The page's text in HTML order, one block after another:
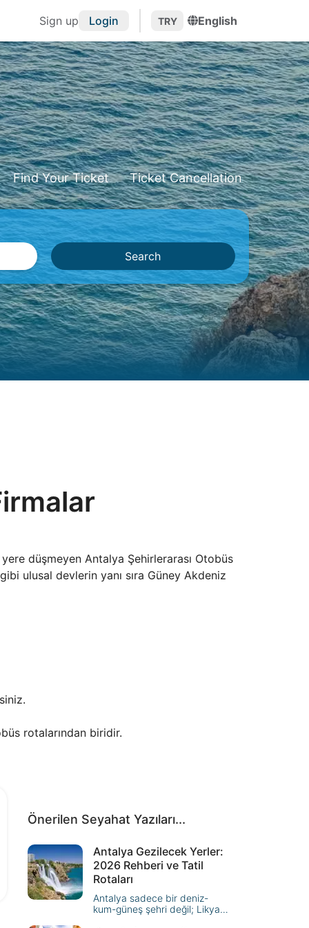
Sign up Login TRY English
Find Your Ticket Ticket Cancellation
Search
düşmeyen Antalya Şehirlerarası Otobüs
ulusal devlerin yanı sıra Güney Akdeniz
rotalarından biridir.
Önerilen Seyahat Yazıları...
Antalya Gezilecek Yerler:
2026 Rehberi ve Tatil
Rotaları
Antalya sadece bir deniz-
kum-güneş şehri değil; Likya